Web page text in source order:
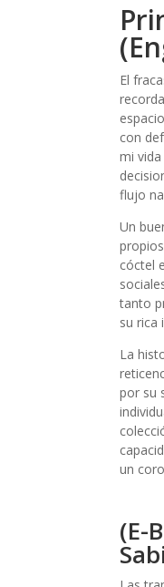
El
con
mi
flujo
Un
cóctel
tanto
su rica
La
por su
un
(E-